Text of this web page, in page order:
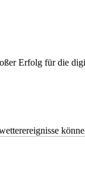
Erfolg für die